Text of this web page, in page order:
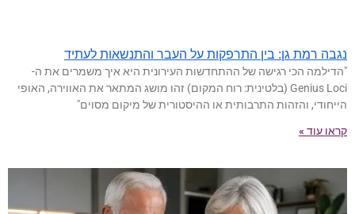
נגבה רמת גן: בין התרפקות על העבר והתנשאות לעתיד
"הדילמה הכי רגישה של ההתחדשות העירונית היא איך משמרים את ה-
Genius Loci (בלטינית: רוח המקום) זהו מושג המתאר את האווירה, האופי
הייחודי, והזהות התרבותית או ההיסטורית של מיקום מסוים"
קראו עוד »